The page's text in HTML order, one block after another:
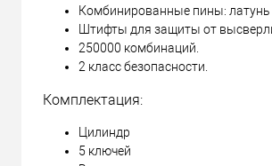
Комбинированные пины: латунь
Штифты для защиты от
250000 комбинаций.
2 класс безопасности.
Комплектация:
Цилиндр
5 ключей